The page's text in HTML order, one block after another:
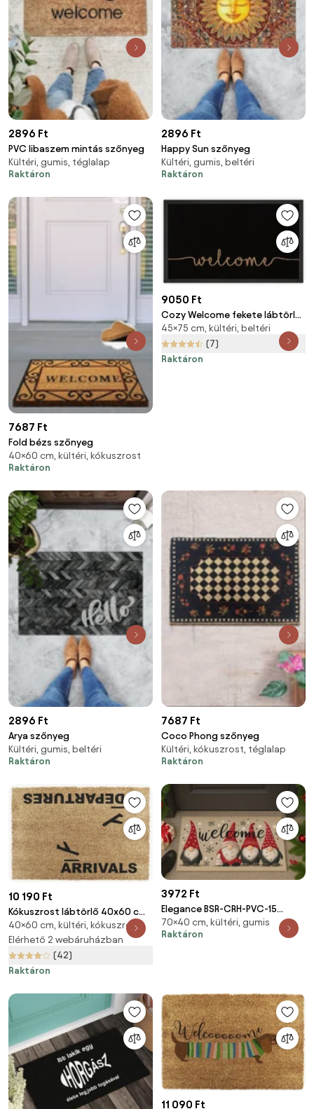
2896 Ft
PVC libaszem mintás szőnyeg
Kültéri, gumis, téglalap
Raktáron
2896 Ft
Happy Sun szőnyeg
Kültéri, gumis, beltéri
Raktáron
7687 Ft
Fold bézs szőnyeg
40×60 cm, kültéri, kókuszrost
Raktáron
9050 Ft
Cozy Welcome fekete lábtörlő,
45 x 75 cm - Hanse Home
45×75 cm, kültéri, beltéri
(7)
Raktáron
2896 Ft
Arya szőnyeg
Kültéri, gumis, beltéri
Raktáron
7687 Ft
Coco Phong szőnyeg
Kültéri, kókuszrost, téglalap
Raktáron
10 190 Ft
Kókuszrost lábtörlő 40x60 cm
Arrivals and Departures – Artsy
Doormats
40×60 cm, kültéri, kókuszrost
Elérhető 2 webáruházban
(42)
Raktáron
3972 Ft
Elegance BSR-CRH-PVC-15
szőnyeg
70×40 cm, kültéri, gumis
Raktáron
11 090 Ft